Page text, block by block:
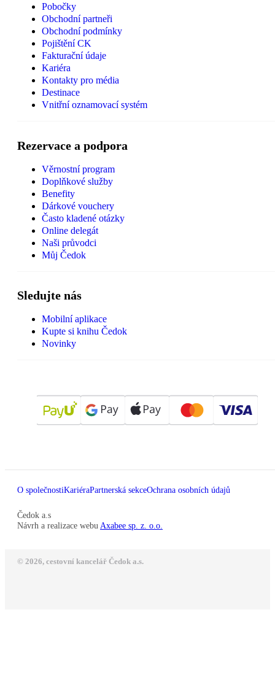
Pobočky
Obchodní partneři
Obchodní podmínky
Pojištění CK
Fakturační údaje
Kariéra
Kontakty pro média
Destinace
Vnitřní oznamovací systém
Rezervace a podpora
Věrnostní program
Doplňkové služby
Benefity
Dárkové vouchery
Často kladené otázky
Online delegát
Naši průvodci
Můj Čedok
Sledujte nás
Mobilní aplikace
Kupte si knihu Čedok
Novinky
O společnostiKariéraPartnerská sekceOchrana osobních údajů
Čedok a.s
Návrh a realizace webu Axabee sp. z. o.o.
© 2026, cestovní kancelář Čedok a.s.